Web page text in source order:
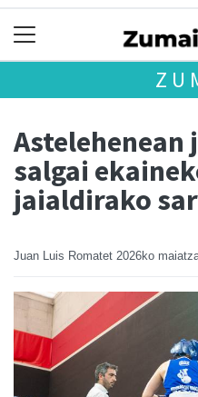
salgai
jaialdirako
Juan Luis Romatet 2026ko